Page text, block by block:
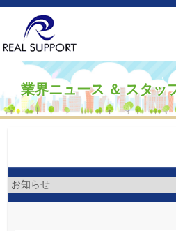
業界ニュース ＆ スタッ